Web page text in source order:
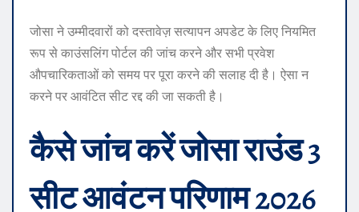
जोसा ने उम्मीदवारों को दस्तावेज़ सत्यापन अपडेट के लिए नियमित
रूप से काउंसलिंग पोर्टल की जांच करने और सभी प्रवेश
औपचारिकताओं को समय पर पूरा करने की सलाह दी है। ऐसा न
करने पर आवंटित सीट रद्द की जा सकती है।
कैसे जांच करेंजोसा राउंड 3
सीट आवंटन परिणाम 2026